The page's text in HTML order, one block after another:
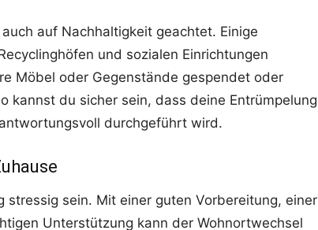
auf Nachhaltigkeit geachtet. Einige
und sozialen Einrichtungen
Möbel oder Gegenstände gespendet oder
kannst du sicher sein, dass deine Entrümpelung
durchgeführt wird.
stressig sein. Mit einer guten Vorbereitung, einer
Unterstützung kann der Wohnortwechsel